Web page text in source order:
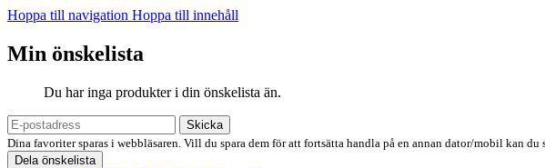
Hoppa till navigation Hoppa till innehåll
Min önskelista
Du har inga produkter i din önskelista än.
Skicka
Dina favoriter sparas i webbläsaren. Vill du spara dem för att fortsätta handla på en annan dator/mobil kan
Dela önskelista